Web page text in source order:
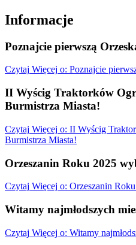
Informacje
Poznajcie pierwszą
Czytaj Więcej o: Poznajcie
II Wyścig Traktorków
Burmistrza Miasta!
Czytaj Więcej o: II Wyścig
Burmistrza Miasta!
Orzeszanin Roku 2025
Czytaj Więcej o: Orzeszanin
Witamy najmłodszych
Czytaj Więcej o: Witamy